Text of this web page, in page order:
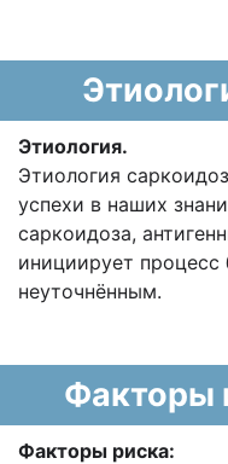
Этиология.
Этиология
успехи в наших
саркоидоза,
инициирует процесс
неуточнённым.
Факторы
Факторы риска: